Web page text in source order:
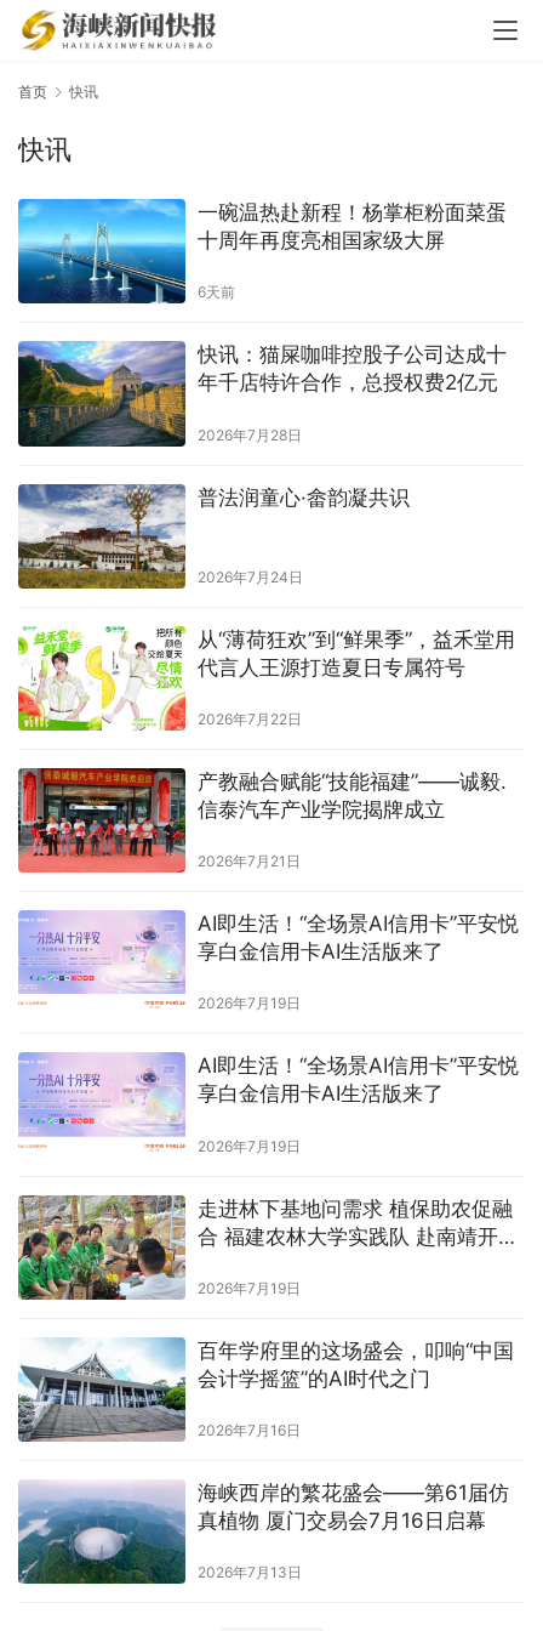
首页 快讯
快讯
一碗温热赴新程！杨掌柜粉面菜蛋
十周年再度亮相国家级大屏
6天前
快讯：猫屎咖啡控股子公司达成十
年千店特许合作，总授权费2亿元
2026年7月28日
普法润童心·畲韵凝共识
2026年7月24日
从“薄荷狂欢”到“鲜果季”，益禾堂用
代言人王源打造夏日专属符号
2026年7月22日
产教融合赋能“技能福建”——诚毅.
信泰汽车产业学院揭牌成立
2026年7月21日
AI即生活！“全场景AI信用卡”平安悦
享白金信用卡AI生活版来了
2026年7月19日
AI即生活！“全场景AI信用卡”平安悦
享白金信用卡AI生活版来了
2026年7月19日
走进林下基地问需求 植保助农促融
合 福建农林大学实践队 赴南靖开展
2026年7月19日
百年学府里的这场盛会，叩响“中国
会计学摇篮”的AI时代之门
2026年7月16日
海峡西岸的繁花盛会——第61届仿
真植物 厦门交易会7月16日启幕
2026年7月13日